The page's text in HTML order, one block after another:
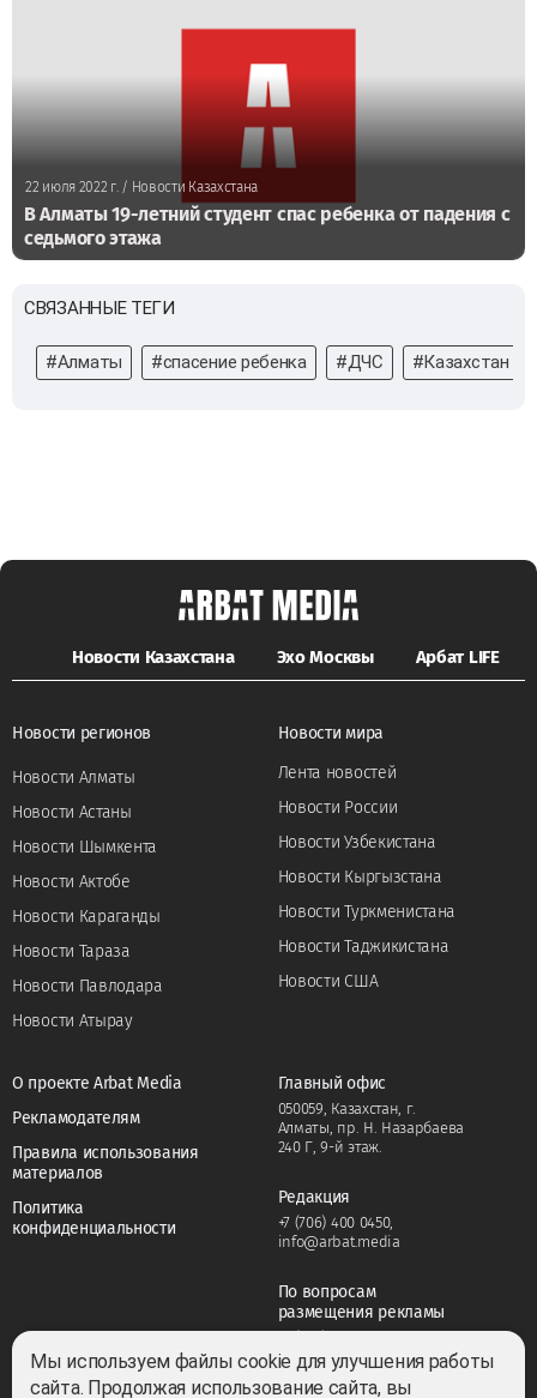
22 июля 2022 г./ Новости Казахстана
В Алматы 19-летний студент спас ребенка от падения с
седьмого этажа
СВЯЗАННЫЕ ТЕГИ
#Алматы #спасение ребенка #ДЧС #Казахстан
Новости Казахстана Эхо Москвы Арбат LIFE
Новости регионов
Новости Алматы
Новости Астаны
Новости Шымкента
Новости Актобе
Новости Караганды
Новости Тараза
Новости Павлодара
Новости Атырау
Новости мира
Лента новостей
Новости России
Новости Узбекистана
Новости Кыргызстана
Новости Туркменистана
Новости Таджикистана
Новости США
О проекте Arbat Media
Рекламодателям
Правила использования
материалов
Политика
конфиденциальности
Главный офис
050059, Казахстан, г.
Алматы, пр. Н. Назарбаева
240 Г, 9-й этаж.
Редакция
+7 (706) 400 0450,
info@arbat.media
По вопросам
размещения рекламы
adv@arbat.media
Мы используем файлы cookie для улучшения работы
сайта. Продолжая использование сайта, вы